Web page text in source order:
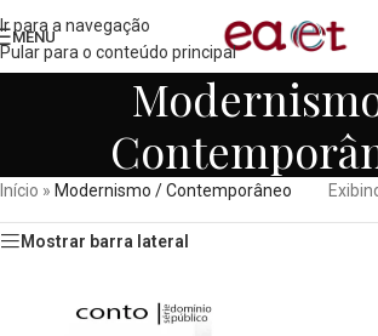
Ir para a navegação
Pular para o conteúdo principal
MENU
Início » Modernismo / Contemporâneo
Mostrar barra lateral